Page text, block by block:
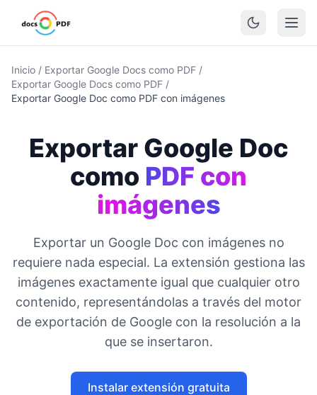
Inicio / Exportar Google Docs como PDF /
Exportar Google Docs como PDF /
Exportar Google Doc como PDF con imágenes
Exportar Google Doc
como PDF con
imágenes
Exportar un Google Doc con imágenes no
requiere nada especial. La extensión gestiona las
imágenes exactamente igual que cualquier otro
contenido, representándolas a través del motor
de exportación de Google con la resolución a la
que se insertaron.
Instalar extensión gratuita